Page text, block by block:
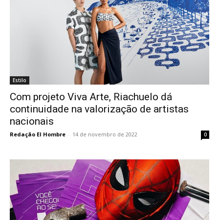
Estilo
Com projeto Viva Arte, Riachuelo dá
continuidade na valorização de artistas
nacionais
Redação El Hombre - 14 de novembro de 2022 0